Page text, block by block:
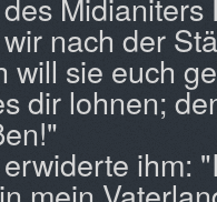
nach der
will sie euch
dir lohnen;
ihm: